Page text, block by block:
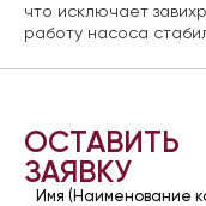
что исключает
работу насоса
ОСТАВИТЬ
ЗАЯВКУ
Имя (Наименование